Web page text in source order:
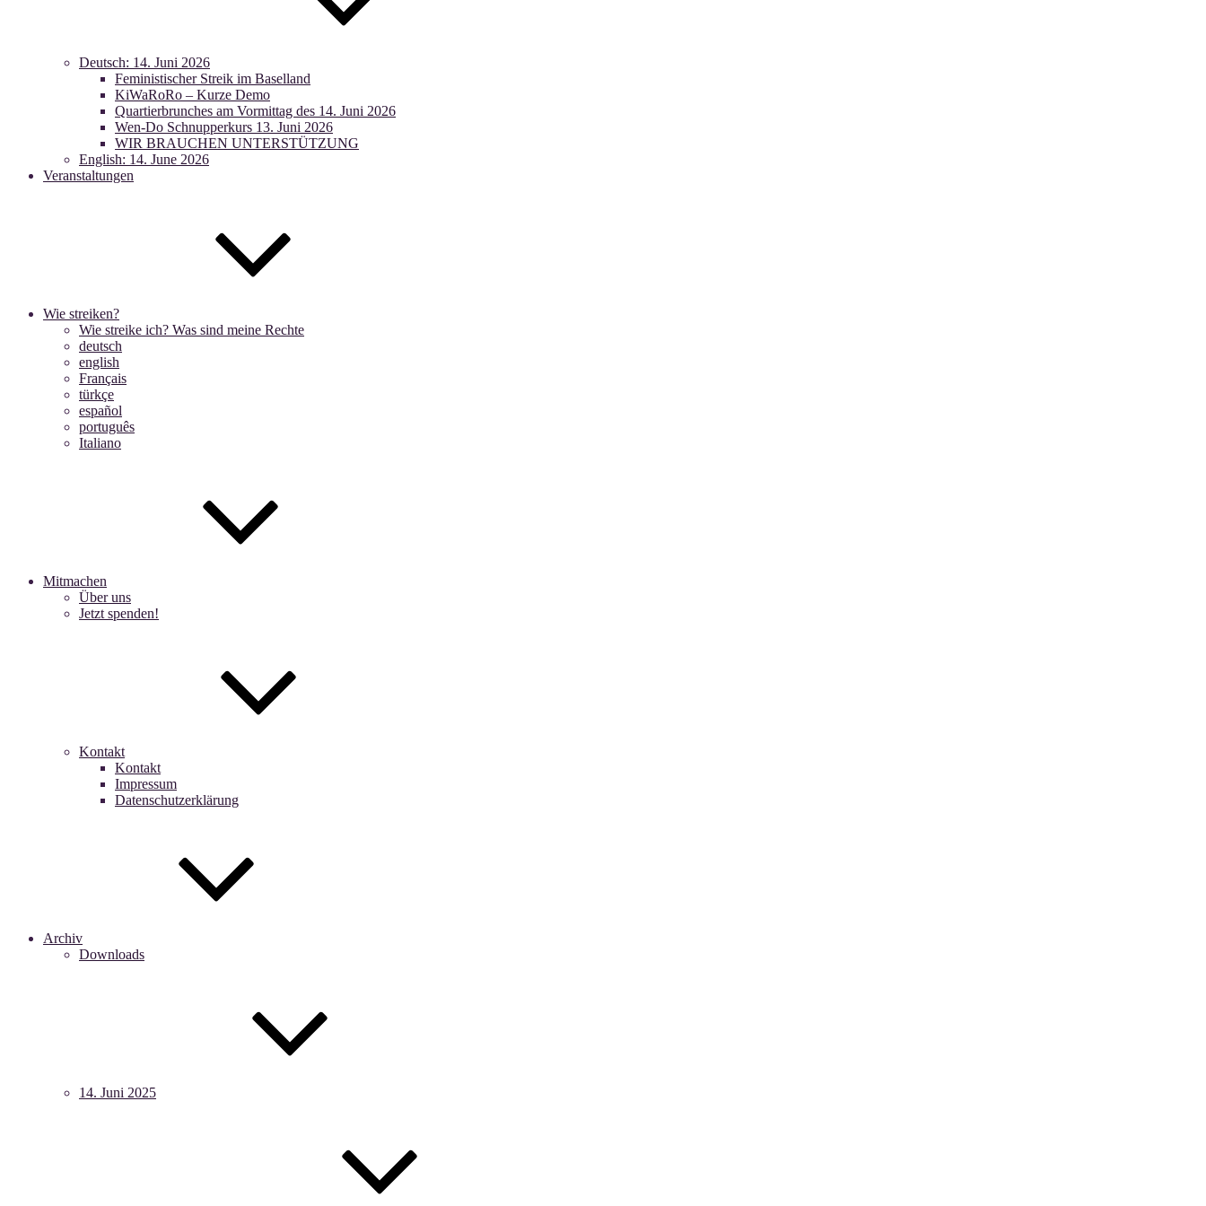
Deutsch: 14. Juni 2026
Feministischer Streik im Baselland
KiWaRoRo – Kurze Demo
Quartierbrunches am Vormittag des 14. Juni 2026
Wen-Do Schnupperkurs 13. Juni 2026
WIR BRAUCHEN UNTERSTÜTZUNG
English: 14. June 2026
Veranstaltungen
Wie streiken?
Wie streike ich? Was sind meine Rechte
deutsch
english
Français
türkçe
español
português
Italiano
Mitmachen
Über uns
Jetzt spenden!
Kontakt
Kontakt
Impressum
Datenschutzerklärung
Archiv
Downloads
14. Juni 2025